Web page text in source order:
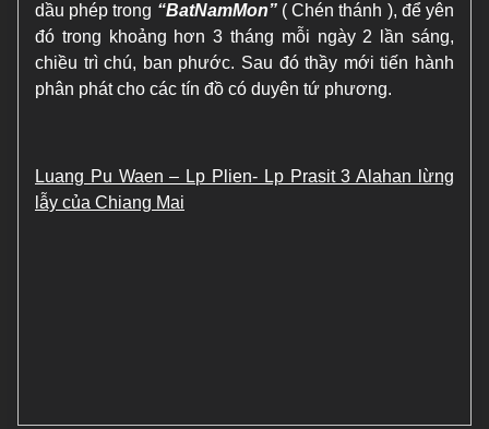
dầu phép trong “BatNamMon”( Chén thánh ), để yên
đó trong khoảng hơn 3 tháng mỗi ngày 2 lần sáng,
chiều trì chú, ban phước. Sau đó thầy mới tiến hành
phân phát cho các tín đồ có duyên tứ phương.
Luang Pu Waen – Lp Plien- Lp Prasit 3 Alahan lừng
lẫy của Chiang Mai